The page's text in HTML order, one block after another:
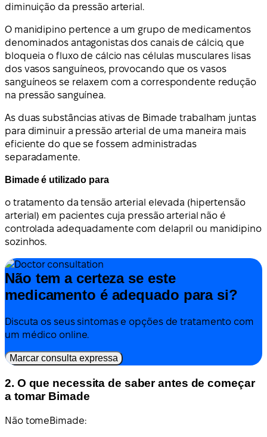
diminuição da pressão arterial.
O manidipino pertence a um grupo de medicamentos
denominados antagonistas dos canais de cálcio, que
bloqueia o fluxo de cálcio nas células musculares lisas
dos vasos sanguíneos, provocando que os vasos
sanguíneos se relaxem com a correspondente redução
na pressão sanguínea.
As duas substâncias ativas de Bimade trabalham juntas
para diminuir a pressão arterial de uma maneira mais
eficiente do que se fossem administradas
separadamente.
Bimade é utilizado para
o tratamento da tensão arterial elevada (hipertensão
arterial) em pacientes cuja pressão arterial não é
controlada adequadamente com delapril ou manidipino
sozinhos.
Não tem a certeza se este
medicamento é adequado para si?
Discuta os seus sintomas e opções de tratamento com
um médico online.
Marcar consulta expressa
2. O que necessita de saber antes de começar
a tomar Bimade
Não tomeBimade: